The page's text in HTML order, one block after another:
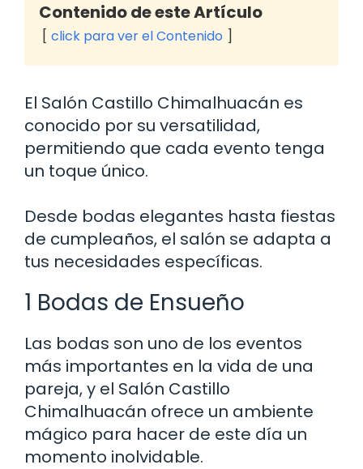
Contenido de este Artículo
click para ver el Contenido
El Salón Castillo Chimalhuacán es
conocido por su versatilidad,
permitiendo que cada evento tenga
un toque único.
Desde bodas elegantes hasta fiestas
de cumpleaños, el salón se adapta a
tus necesidades específicas.
1 Bodas de Ensueño
Las bodas son uno de los eventos
más importantes en la vida de una
pareja, y el Salón Castillo
Chimalhuacán ofrece un ambiente
mágico para hacer de este día un
momento inolvidable.